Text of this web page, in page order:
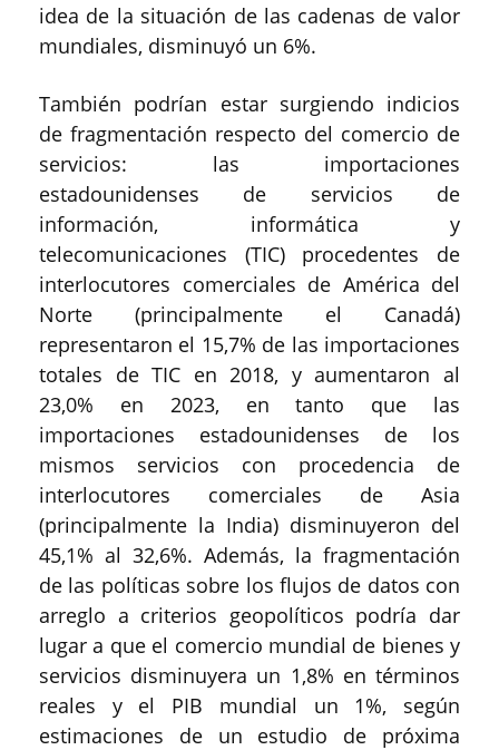
idea de la situación de las cadenas de valor
mundiales, disminuyó un 6%.
También podrían estar surgiendo indicios
de fragmentación respecto del comercio de
servicios: las importaciones
estadounidenses de servicios de
información, informática y
telecomunicaciones (TIC) procedentes de
interlocutores comerciales de América del
Norte (principalmente el Canadá)
representaron el 15,7% de las importaciones
totales de TIC en 2018, y aumentaron al
23,0% en 2023, en tanto que las
importaciones estadounidenses de los
mismos servicios con procedencia de
interlocutores comerciales de Asia
(principalmente la India) disminuyeron del
45,1% al 32,6%. Además, la fragmentación
de las políticas sobre los flujos de datos con
arreglo a criterios geopolíticos podría dar
lugar a que el comercio mundial de bienes y
servicios disminuyera un 1,8% en términos
reales y el PIB mundial un 1%, según
estimaciones de un estudio de próxima